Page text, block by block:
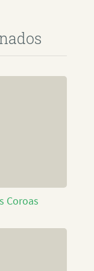
Coroas